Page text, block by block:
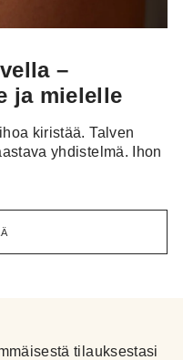
16.11.2022
rauhoittunut
levitettävissä mutta
Ihoni on tosin
–
ja mielelle
kiristää. Talven
yhdistelmä. Ihon
tilauksestasi